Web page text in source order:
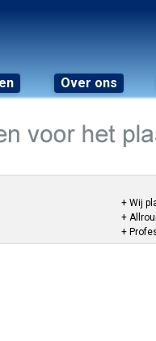
Over ons
+ Wij
+
+